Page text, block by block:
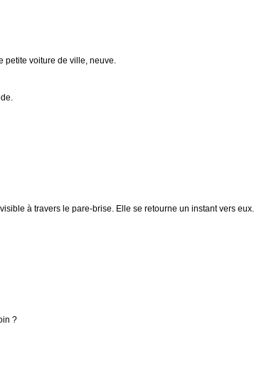
petite voiture de ville, neuve.
à travers le pare-brise. Elle se retourne un instant vers eux.
?